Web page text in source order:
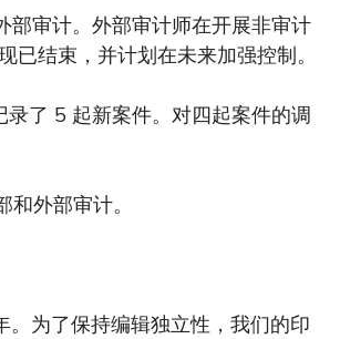
部审计。外部审计师在开展非审计
结束，并计划在未来加强控制。
了 5 起新案件。对四起案件的调
外部审计。
为了保持编辑独立性，我们的印